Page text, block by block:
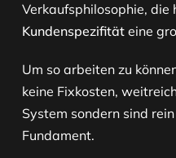
Verkaufsphilosophie,
Kundenspezifität eine
Um so arbeiten zu
keine Fixkosten,
System sondern sind
Fundament.